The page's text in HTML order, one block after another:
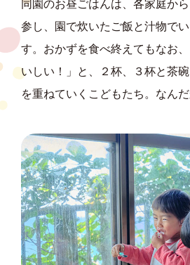
同園のお昼ごはんは、各家庭か
参し、園で炊いたご飯と汁物で
す。おかずを食べ終えてもなお
いしい！」と、２杯、３杯と茶
を重ねていくこどもたち。なんだ